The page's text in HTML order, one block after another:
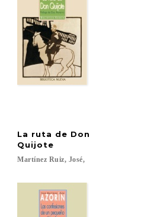
La ruta de Don
Quijote
Martínez Ruiz, José,